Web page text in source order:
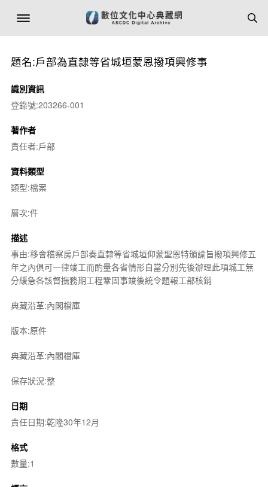
題名:戶部為直隸等省城垣蒙恩撥項興修事
識別資訊
登錄號:203266-001
著作者
責任者:戶部
資料類型
類型:檔案
層次:件
描述
事由:移會稽察房戶部奏直隸等省城垣仰蒙聖恩特頒諭旨撥項興修五
年之內俱可一律竣工而酌量各省情形自當分別先後辦理此項城工無
分緩急各該督撫務期工程鞏固事竣後統令題報工部核銷
典藏沿革:內閣檔庫
版本:原件
典藏沿革:內閣檔庫
保存狀況:整
日期
責任日期:乾隆30年12月
格式
數量:1